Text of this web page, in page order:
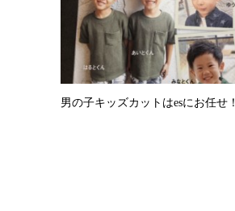
男の子キッズカットはesにお任せ！